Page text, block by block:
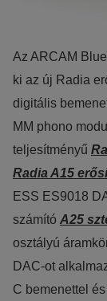
Az ARCAM
ki az új Radia
digitális
MM phono
teljesítményű
Radia A15
ESS ES9018
számító A25
osztályú
DAC-ot
C bemenettel